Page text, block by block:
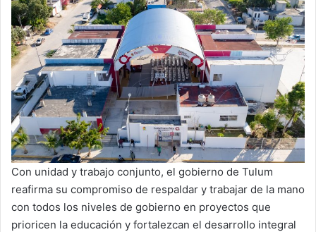
Con unidad y trabajo conjunto, el gobierno de Tulum
reafirma su compromiso de respaldar y trabajar de la mano
con todos los niveles de gobierno en proyectos que
prioricen la educación y fortalezcan el desarrollo integral